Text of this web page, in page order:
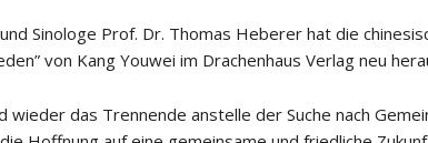
Sinologe Prof. Dr. Thomas Heberer hat die
von Kang Youwei im Drachenhaus Verlag neu
wieder das Trennende anstelle der Suche nach